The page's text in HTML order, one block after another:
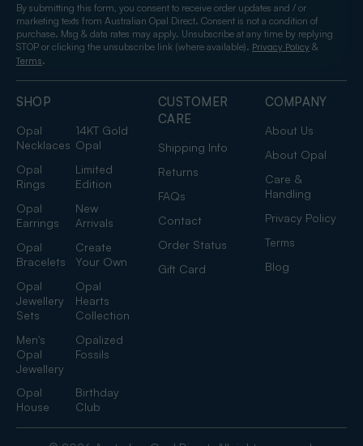
SHOP
Opal
Necklaces
14KT Gold
Opal
Opal
Rings
Limited
Edition
Opal
Earrings
New
Arrivals
Opal
Bracelets
Create
Your Own
Opal
Jewellery
Sets
Opal
Hearts
Collection
Men's
Opal
Jewellery
Opalized
Fossils
Opal
House
Birthday
Club
CUSTOMER
CARE
Shipping Info
Returns
FAQs
Contact
Order Status
Gift Card
COMPANY
About Us
About Opal
Care &
Handling
Privacy Policy
Terms
Blog
By submitting this form, you consent to receive order updates and / or
marketing texts from Australian Opal Direct. Consent is not a condition of
purchase. Msg & data rates may apply. Unsubscribe at any time by replying
STOP or clicking the unsubscribe link (where available). Privacy Policy &
Terms.